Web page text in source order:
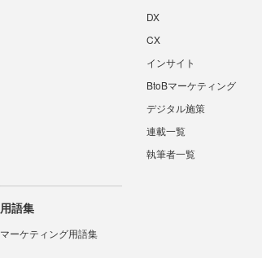
DX
CX
インサイト
BtoBマーケティング
デジタル施策
連載一覧
執筆者一覧
用語集
マーケティング用語集